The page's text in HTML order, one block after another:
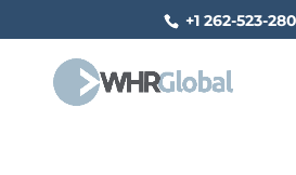
+1 262-523-